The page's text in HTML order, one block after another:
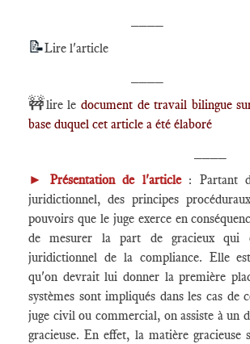
📝Lire l'article
🚧lire le document de travail bilingue
base duquel cet article a été élaboré
► Présentation de l'article: Partant
juridictionnel, des principes
pouvoirs que le juge exerce en
de mesurer la part de gracieux qui
juridictionnel de la compliance. Elle
qu'on devrait lui donner la première
systèmes sont impliqués dans les cas de
juge civil ou commercial, on assiste à un
gracieuse. En effet, la matière gracieuse